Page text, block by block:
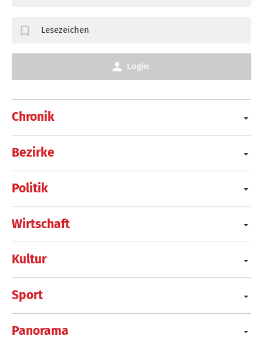
Chronik
Bezirke
Politik
Wirtschaft
Kultur
Sport
Panorama
Lesezeichen
Login